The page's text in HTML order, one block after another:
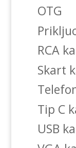
OTG
RCA
Skart
Tip C
USB